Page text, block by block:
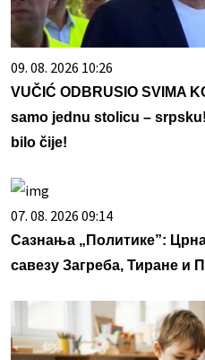
09. 08. 2026 10:26
VUČIĆ ODBRUSIO SVIMA
samo jednu stolicu –
bilo čije!
07. 08. 2026 09:14
Сазнања „Политике”:
савезу Загреба, Тиране и